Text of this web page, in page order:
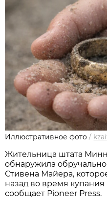
Иллюстративное фото /
Жительница штата
обнаружила
Стивена Майера,
назад во время купания
сообщает Pioneer Press.